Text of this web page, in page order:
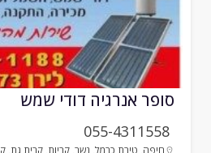
אנרגיה דודי שמש
055-4311558
טירת כרמל,נשר ,קריות,קרית גת, קרית מלאכי